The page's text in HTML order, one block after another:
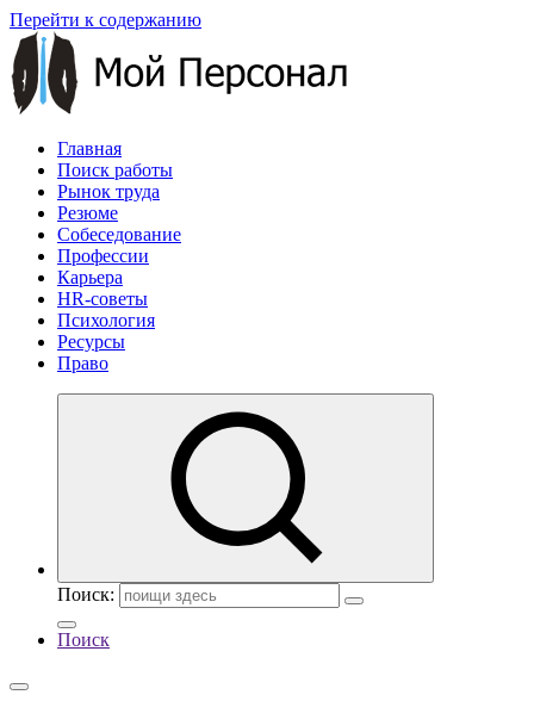
Перейти к содержанию
Главная
Поиск работы
Рынок труда
Резюме
Собеседование
Профессии
Карьера
HR-советы
Психология
Ресурсы
Право
Поиск:
Поиск